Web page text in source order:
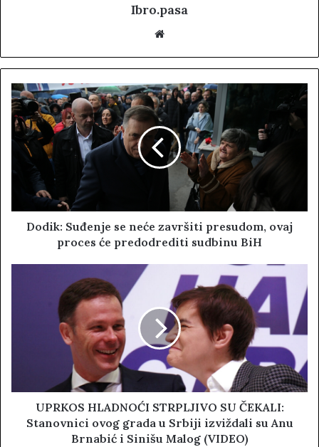
Ibro.pasa
b
s
i
t
Dodik: Suđenje se neće završiti presudom, ovaj
proces će predodrediti sudbinu BiH
UPRKOS HLADNOĆI STRPLJIVO SU ČEKALI:
Stanovnici ovog grada u Srbiji izviždali su Anu
Brnabić i Sinišu Malog (VIDEO)